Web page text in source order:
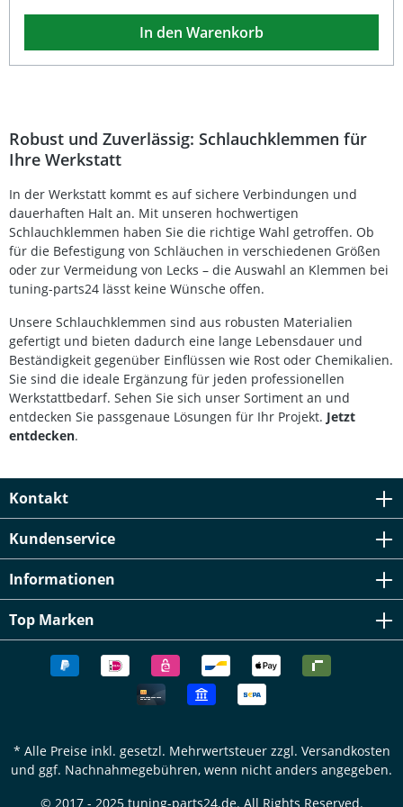
bei Schläuchen und Leitungen. Perfekt geeignet für
Reparaturen, Installationen und Wartungsarbeiten an
Fahrzeugen, Maschinen und technischen Anlagen. Zur
Verwendung mit Art. 161 und 8359 empfohlen.
Korrosionsbeständiger Edelstahl für lange Haltbarkeit
Ideal für Werkstatt, Sanitär, Industrie oder Hobbyarbeiten
Sicherer Halt und einfache Montage Lieferumfang: 20
7,3–9,0 mm 20 Schlauchklemmen Ø 8,8–10,5 mm 20
Schlauchklemmen Ø 10,8–13,3 mm 20 Schlauchklemmen
Ø 12,0–14,5 mm 20 Schlauchklemmen Ø 12,3–14,8 mm 20
Schlauchklemmen Ø 14,5–17,0 mm 15 Schlauchklemmen
Ø 16,0–19,2 mm 15 Schlauchklemmen Ø 17,8–21,0 mm
In den Warenkorb
Robust und Zuverlässig: Schlauchklemmen für
Ihre Werkstatt
In der Werkstatt kommt es auf sichere Verbindungen und
dauerhaften Halt an. Mit unseren hochwertigen
Schlauchklemmen haben Sie die richtige Wahl getroffen. Ob
für die Befestigung von Schläuchen in verschiedenen Größen
oder zur Vermeidung von Lecks – die Auswahl an Klemmen bei
tuning-parts24 lässt keine Wünsche offen.
Unsere Schlauchklemmen sind aus robusten Materialien
gefertigt und bieten dadurch eine lange Lebensdauer und
Beständigkeit gegenüber Einflüssen wie Rost oder Chemikalien.
Sie sind die ideale Ergänzung für jeden professionellen
Werkstattbedarf. Sehen Sie sich unser Sortiment an und
entdecken Sie passgenaue Lösungen für Ihr Projekt. Jetzt
entdecken.
Kontakt
Kundenservice
Informationen
Top Marken
* Alle Preise inkl. gesetzl. Mehrwertsteuer zzgl. Versandkosten
und ggf. Nachnahmegebühren, wenn nicht anders angegeben.
© 2017 - 2025 tuning-parts24.de. All Rights Reserved.